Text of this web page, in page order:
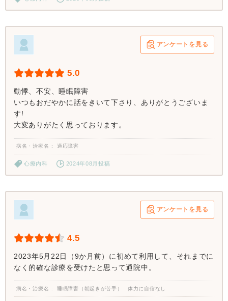
アンケートを見る
5.0
動悸、不安、睡眠障害
いつもおだやかに話をきいて下さり、ありがとうございま
す!
大変ありがたく思っております。
病名・治療名 適応障害
心療内科 2024年08月投稿
アンケートを見る
4.5
2023年5月22日（9か月前）に初めて利用して、それまでに
なく的確な診療を受けたと思って通院中。
病名・治療名 睡眠障害（朝起きが苦手） 体力に自信なし